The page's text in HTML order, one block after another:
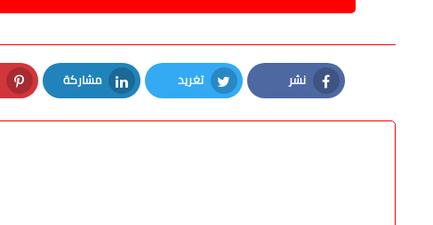
نشر
Facebook
تغريد
Twitter
مشاركة
LinkedIn